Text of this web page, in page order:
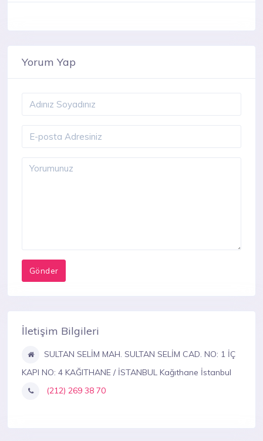
Yorum Yap
İletişim Bilgileri
SULTAN SELİM MAH. SULTAN SELİM CAD. NO: 1 İÇ
KAPI NO: 4 KAĞITHANE / İSTANBUL Kağıthane İstanbul
(212) 269 38 70